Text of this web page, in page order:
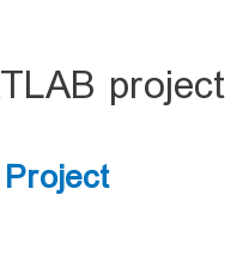
project